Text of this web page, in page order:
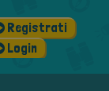
Registrati
Login